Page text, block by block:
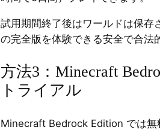
試用期間終了後はワールドは保
の完全版を体験できる安全で合法
方法3：Minecraft
トライアル
Minecraft Bedrock Edition では無